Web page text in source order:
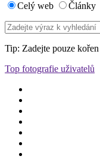
Celý web Články
Tip: Zadejte pouze
Top fotografie uživatelů